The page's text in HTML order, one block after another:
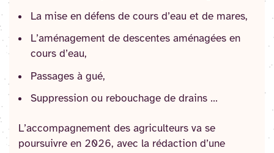
La mise en défens de cours d’eau et de mares,
L’aménagement de descentes aménagées en
cours d’eau,
Passages à gué,
Suppression ou rebouchage de drains …
L’accompagnement des agriculteurs va se
poursuivre en 2026, avec la rédaction d’une